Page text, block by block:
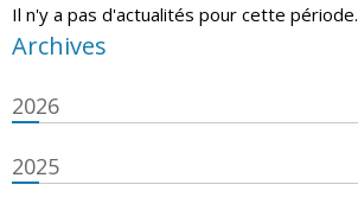
Il n'y a pas d'actualités pour cette période.
Archives
2026
2025